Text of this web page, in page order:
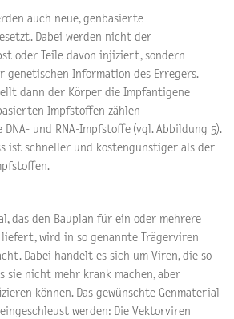
auch neue, genbasierte
Dabei werden nicht der
oder Teile davon injiziert, sondern
genetischen Information des Erregers.
dann der Körper die Impfantigene
Impfstoffen zählen
und RNA-Impfstoffe (vgl. Abbildung 5).
ist schneller und kostengünstiger als der
das den Bauplan für ein oder mehrere
wird in so genannte Trägerviren
Dabei handelt es sich um Viren, die so
sie nicht mehr krank machen, aber
können. Das gewünschte Genmaterial
werden: Die Vektorviren